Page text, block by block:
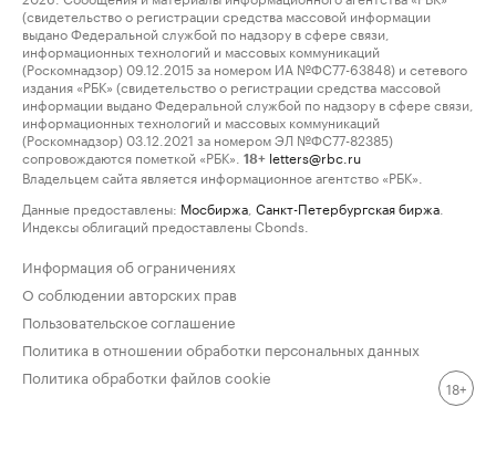
(свидетельство о регистрации средства массовой информации
выдано Федеральной службой по надзору в сфере связи,
информационных технологий и массовых коммуникаций
(Роскомнадзор) 09.12.2015 за номером ИА №ФС77-63848) и сетевого
издания «РБК» (свидетельство о регистрации средства массовой
информации выдано Федеральной службой по надзору в сфере связи,
информационных технологий и массовых коммуникаций
(Роскомнадзор) 03.12.2021 за номером ЭЛ №ФС77-82385)
сопровождаются пометкой «РБК».
18+ letters@rbc.ru
Владельцем сайта является информационное агентство «РБК».
Данные предоставлены: Мосбиржа Санкт-Петербургская биржа
Индексы облигаций предоставлены Cbonds.
Информация об ограничениях
О соблюдении авторских прав
Пользовательское соглашение
Политика в отношении обработки персональных данных
Политика обработки файлов cookie
18+